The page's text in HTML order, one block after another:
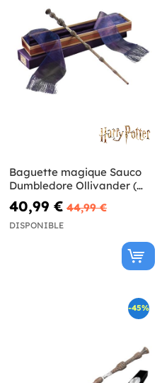
Baguette magique Sauco
Dumbledore Ollivander (
Réplique Officielle) - Harry
Potter
40,99 € 44,99 €
DISPONIBLE
-45%